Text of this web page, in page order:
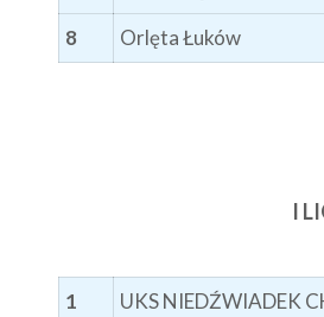
8
Orlęta Łuków
I
1 UKS NIEDŹWIADEK